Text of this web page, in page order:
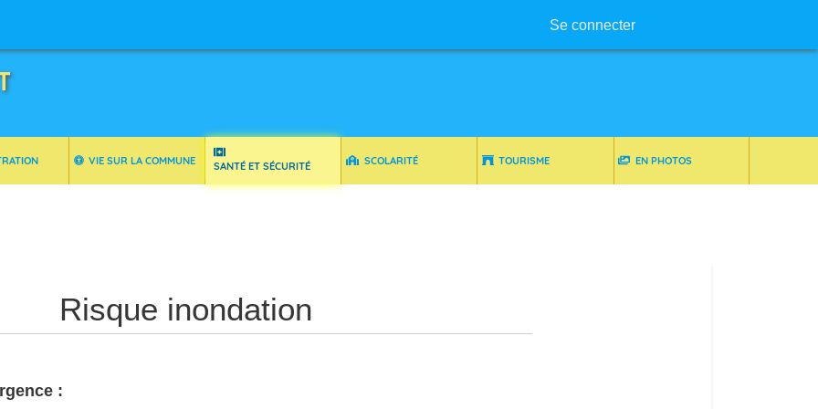
Se connecter
VIE SUR LA COMMUNE SANTÉ ET SÉCURITÉ SCOLARITÉ TOURISME EN PHOTOS
Risque inondation
: